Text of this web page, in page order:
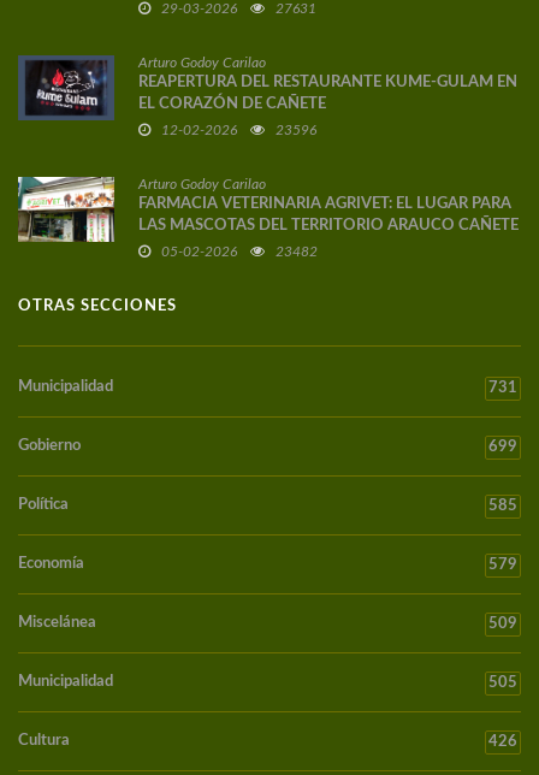
29-03-2026 27631
Arturo Godoy Carilao
REAPERTURA DEL RESTAURANTE KUME-GULAM EN
EL CORAZÓN DE CAÑETE
12-02-2026 23596
Arturo Godoy Carilao
FARMACIA VETERINARIA AGRIVET: EL LUGAR PARA
LAS MASCOTAS DEL TERRITORIO ARAUCO CAÑETE
05-02-2026 23482
OTRAS SECCIONES
Municipalidad 731
Gobierno 699
Política 585
Economía 579
Miscelánea 509
Municipalidad 505
Cultura 426